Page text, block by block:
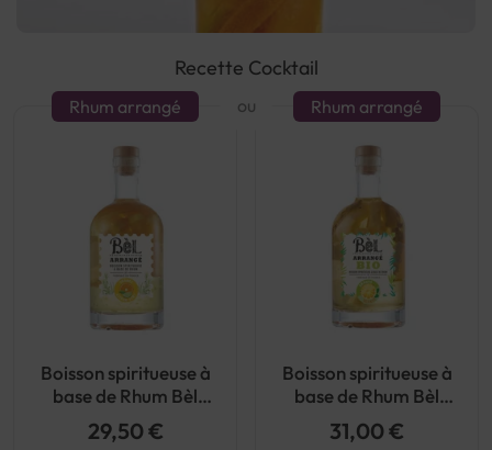
Recette Cocktail
ou
Rhum arrangé
Boisson spiritueuse à
base de Rhum Bèl
Arrange Orange Citron
vert 32°
29,50 €
Rhum arrangé
Boisson spiritueuse à
base de Rhum Bèl
Arrange Orange Ananas
21° Bio
31,00 €